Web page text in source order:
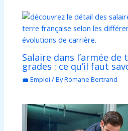
Salaire dans l’armée de
grades : ce qu’il faut
💼 Emploi / ByRomane Bertrand